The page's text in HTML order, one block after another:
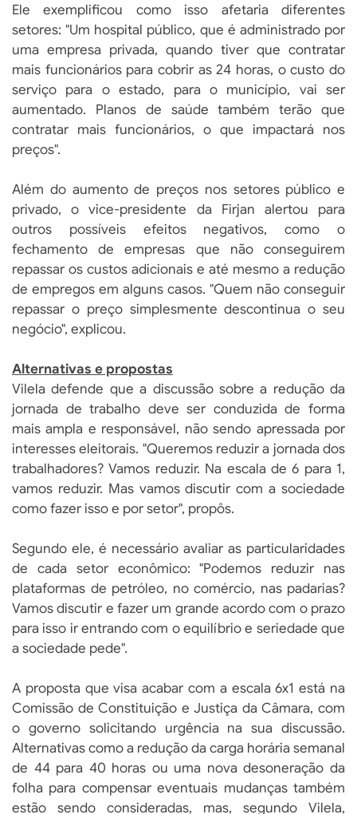
Ele exemplificou como isso afetaria diferentes
setores: "Um hospital público, que é administrado por
uma empresa privada, quando tiver que contratar
mais funcionários para cobrir as 24 horas, o custo do
serviço para o estado, para o município, vai ser
aumentado. Planos de saúde também terão que
contratar mais funcionários, o que impactará nos
preços".
Além do aumento de preços nos setores público e
privado, o vice-presidente da Firjan alertou para
outros possíveis efeitos negativos, como o
fechamento de empresas que não conseguirem
repassar os custos adicionais e até mesmo a redução
de empregos em alguns casos. "Quem não conseguir
repassar o preço simplesmente descontinua o seu
negócio", explicou.
Alternativas e propostas
Vilela defende que a discussão sobre a redução da
jornada de trabalho deve ser conduzida de forma
mais ampla e responsável, não sendo apressada por
interesses eleitorais. "Queremos reduzir a jornada dos
trabalhadores? Vamos reduzir. Na escala de 6 para 1,
vamos reduzir. Mas vamos discutir com a sociedade
como fazer isso e por setor", propôs.
Segundo ele, é necessário avaliar as particularidades
de cada setor econômico: "Podemos reduzir nas
plataformas de petróleo, no comércio, nas padarias?
Vamos discutir e fazer um grande acordo com o prazo
para isso ir entrando com o equilíbrio e seriedade que
a sociedade pede".
A proposta que visa acabar com a escala 6x1 está na
Comissão de Constituição e Justiça da Câmara, com
o governo solicitando urgência na sua discussão.
Alternativas como a redução da carga horária semanal
de 44 para 40 horas ou uma nova desoneração da
folha para compensar eventuais mudanças também
estão sendo consideradas, mas, segundo Vilela,